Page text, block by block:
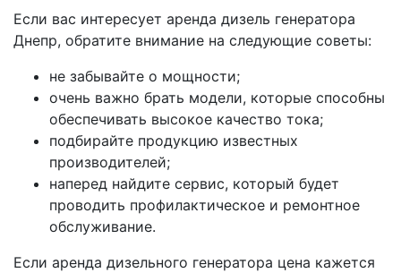
Если вас интересует аренда дизель генератора
Днепр, обратите внимание на следующие советы:
не забывайте о мощности;
очень важно брать модели, которые способны
обеспечивать высокое качество тока;
подбирайте продукцию известных
производителей;
наперед найдите сервис, который будет
проводить профилактическое и ремонтное
обслуживание.
Если аренда дизельного генератора цена кажется